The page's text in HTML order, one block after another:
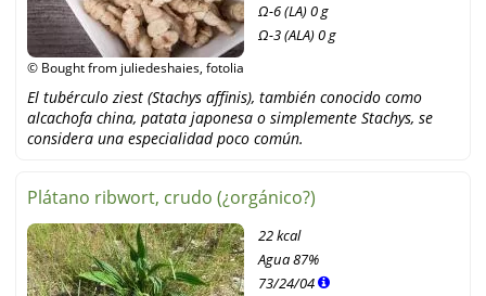
© Bought from juliedeshaies, fotolia
Ω-6 (LA) 0 g
Ω-3 (ALA) 0 g
El tubérculo ziest (Stachys affinis), también conocido como
alcachofa china, patata japonesa o simplemente Stachys, se
considera una especialidad poco común.
Plátano ribwort, crudo (¿orgánico?)
22 kcal
Agua87%
73/24/04